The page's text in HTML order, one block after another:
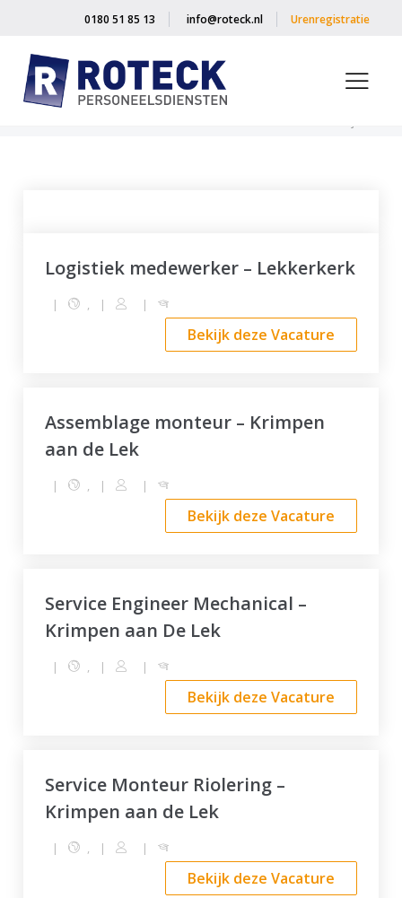
Urenregistratie
0180 51 85 13 info@roteck.nl
Logistiek medewerker – Lekkerkerk
| , | |
Bekijk deze Vacature
Assemblage monteur – Krimpen
aan de Lek
| , | |
Bekijk deze Vacature
Service Engineer Mechanical –
Krimpen aan De Lek
| , | |
Bekijk deze Vacature
Service Monteur Riolering –
Krimpen aan de Lek
| , | |
Bekijk deze Vacature